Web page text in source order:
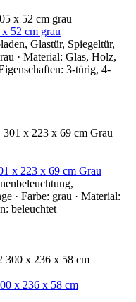
52 cm grau
Glastür, Spiegeltür,
· Material: Glas, Holz,
3-türig, 4-
x 223 x 69 cm Grau
· Farbe: grau · Material:
beleuchtet
x 236 x 58 cm